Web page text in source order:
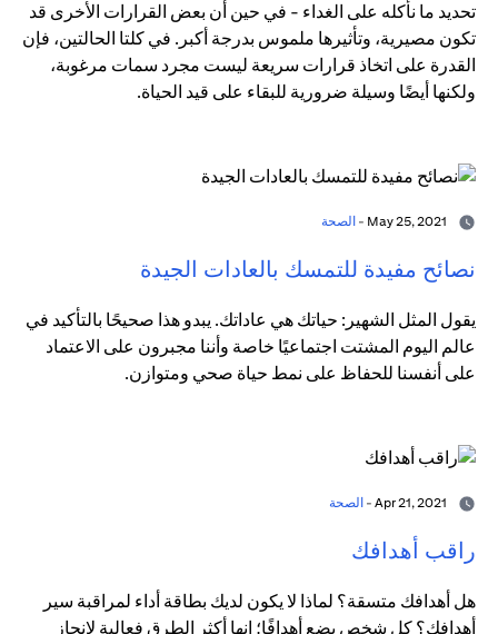
تحديد ما نأكله على الغداء - في حين أن بعض القرارات الأخرى قد
تكون مصيرية، وتأثيرها ملموس بدرجة أكبر. في كلتا الحالتين، فإن
القدرة على اتخاذ قرارات سريعة ليست مجرد سمات مرغوبة،
ولكنها أيضًا وسيلة ضرورية للبقاء على قيد الحياة.
الصحة
نصائح مفيدة للتمسك بالعادات الجيدة
يقول المثل الشهير: حياتك هي عاداتك. يبدو هذا صحيحًا بالتأكيد في
عالم اليوم المشتت اجتماعيًا خاصة وأننا مجبرون على الاعتماد
على أنفسنا للحفاظ على نمط حياة صحي ومتوازن.
الصحة
راقب أهدافك
هل أهدافك متسقة؟ لماذا لا يكون لديك بطاقة أداء لمراقبة سير
أهدافك؟ كل شخص يضع أهدافًا؛ إنها أكثر الطرق فعالية لإنجاز